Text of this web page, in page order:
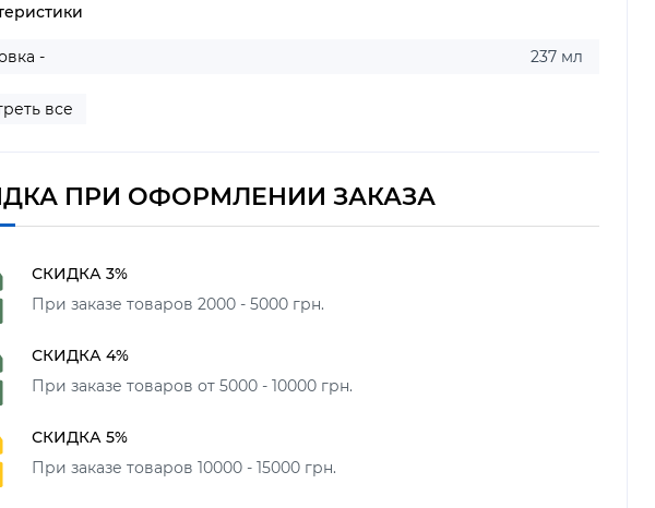
- 237 мл
все
ПРИ ОФОРМЛЕНИИ ЗАКАЗА
СКИДКА 3%
При заказе товаров 2000 - 5000 грн.
СКИДКА 4%
При заказе товаров от 5000 - 10000 грн.
СКИДКА 5%
При заказе товаров 10000 - 15000 грн.